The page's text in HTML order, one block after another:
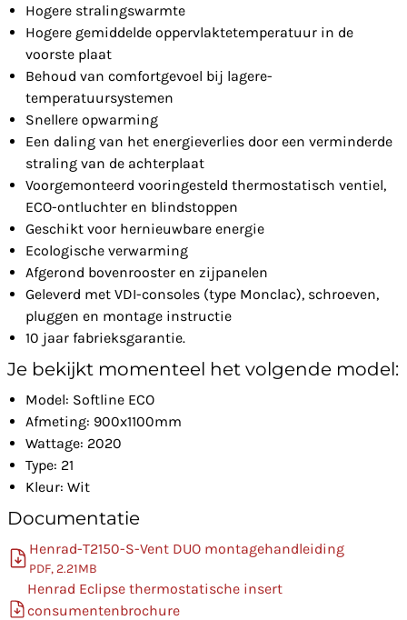
Hogere stralingswarmte
Hogere gemiddelde oppervlaktetemperatuur in de
voorste plaat
Behoud van comfortgevoel bij lagere-
temperatuursystemen
Snellere opwarming
Een daling van het energieverlies door een verminderde
straling van de achterplaat
Voorgemonteerd vooringesteld thermostatisch ventiel,
ECO-ontluchter en blindstoppen
Geschikt voor hernieuwbare energie
Ecologische verwarming
Afgerond bovenrooster en zijpanelen
Geleverd met VDI-consoles (type Monclac), schroeven,
pluggen en montage instructie
10 jaar fabrieksgarantie.
Je bekijkt momenteel het volgende model:
Model: Softline ECO
Afmeting: 900x1100mm
Wattage: 2020
Type: 21
Kleur: Wit
Documentatie
Henrad-T2150-S-Vent DUO montagehandleiding
PDF, 2.21MB
Henrad Eclipse thermostatische insert
consumentenbrochure